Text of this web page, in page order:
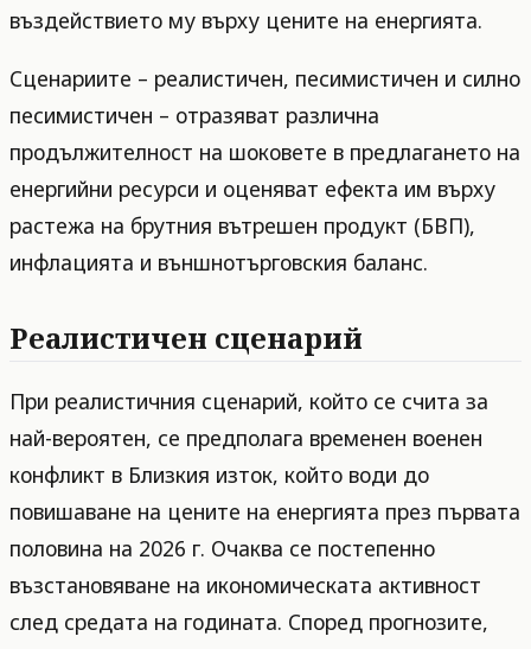
въздействието му върху цените на енергията.
Сценариите – реалистичен, песимистичен и силно
песимистичен – отразяват различна
продължителност на шоковете в предлагането на
енергийни ресурси и оценяват ефекта им върху
растежа на брутния вътрешен продукт (БВП),
инфлацията и външнотърговския баланс.
Реалистичен сценарий
При реалистичния сценарий, който се счита за
най-вероятен, се предполага временен военен
конфликт в Близкия изток, който води до
повишаване на цените на енергията през първата
половина на 2026 г. Очаква се постепенно
възстановяване на икономическата активност
след средата на годината. Според прогнозите,